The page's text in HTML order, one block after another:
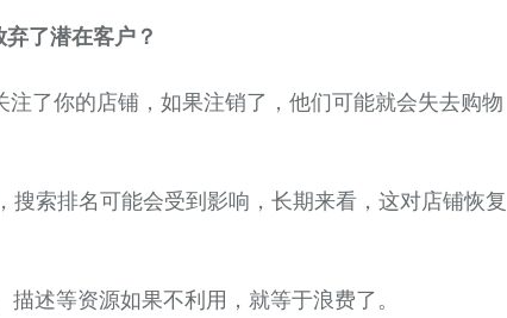
了潜在客户？
注了你的店铺，如果注销了，他们可能就会失去购物
搜索排名可能会受到影响，长期来看，这对店铺恢复
述等资源如果不利用，就等于浪费了。